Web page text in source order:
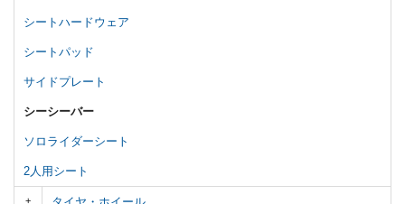
シートハードウェア
シートパッド
サイドプレート
シーシーバー
ソロライダーシート
2人用シート